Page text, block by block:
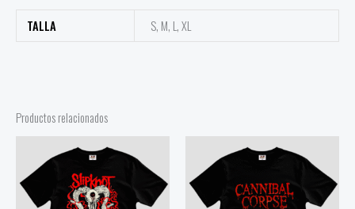
TALLA S, M, L, XL
Productos relacionados